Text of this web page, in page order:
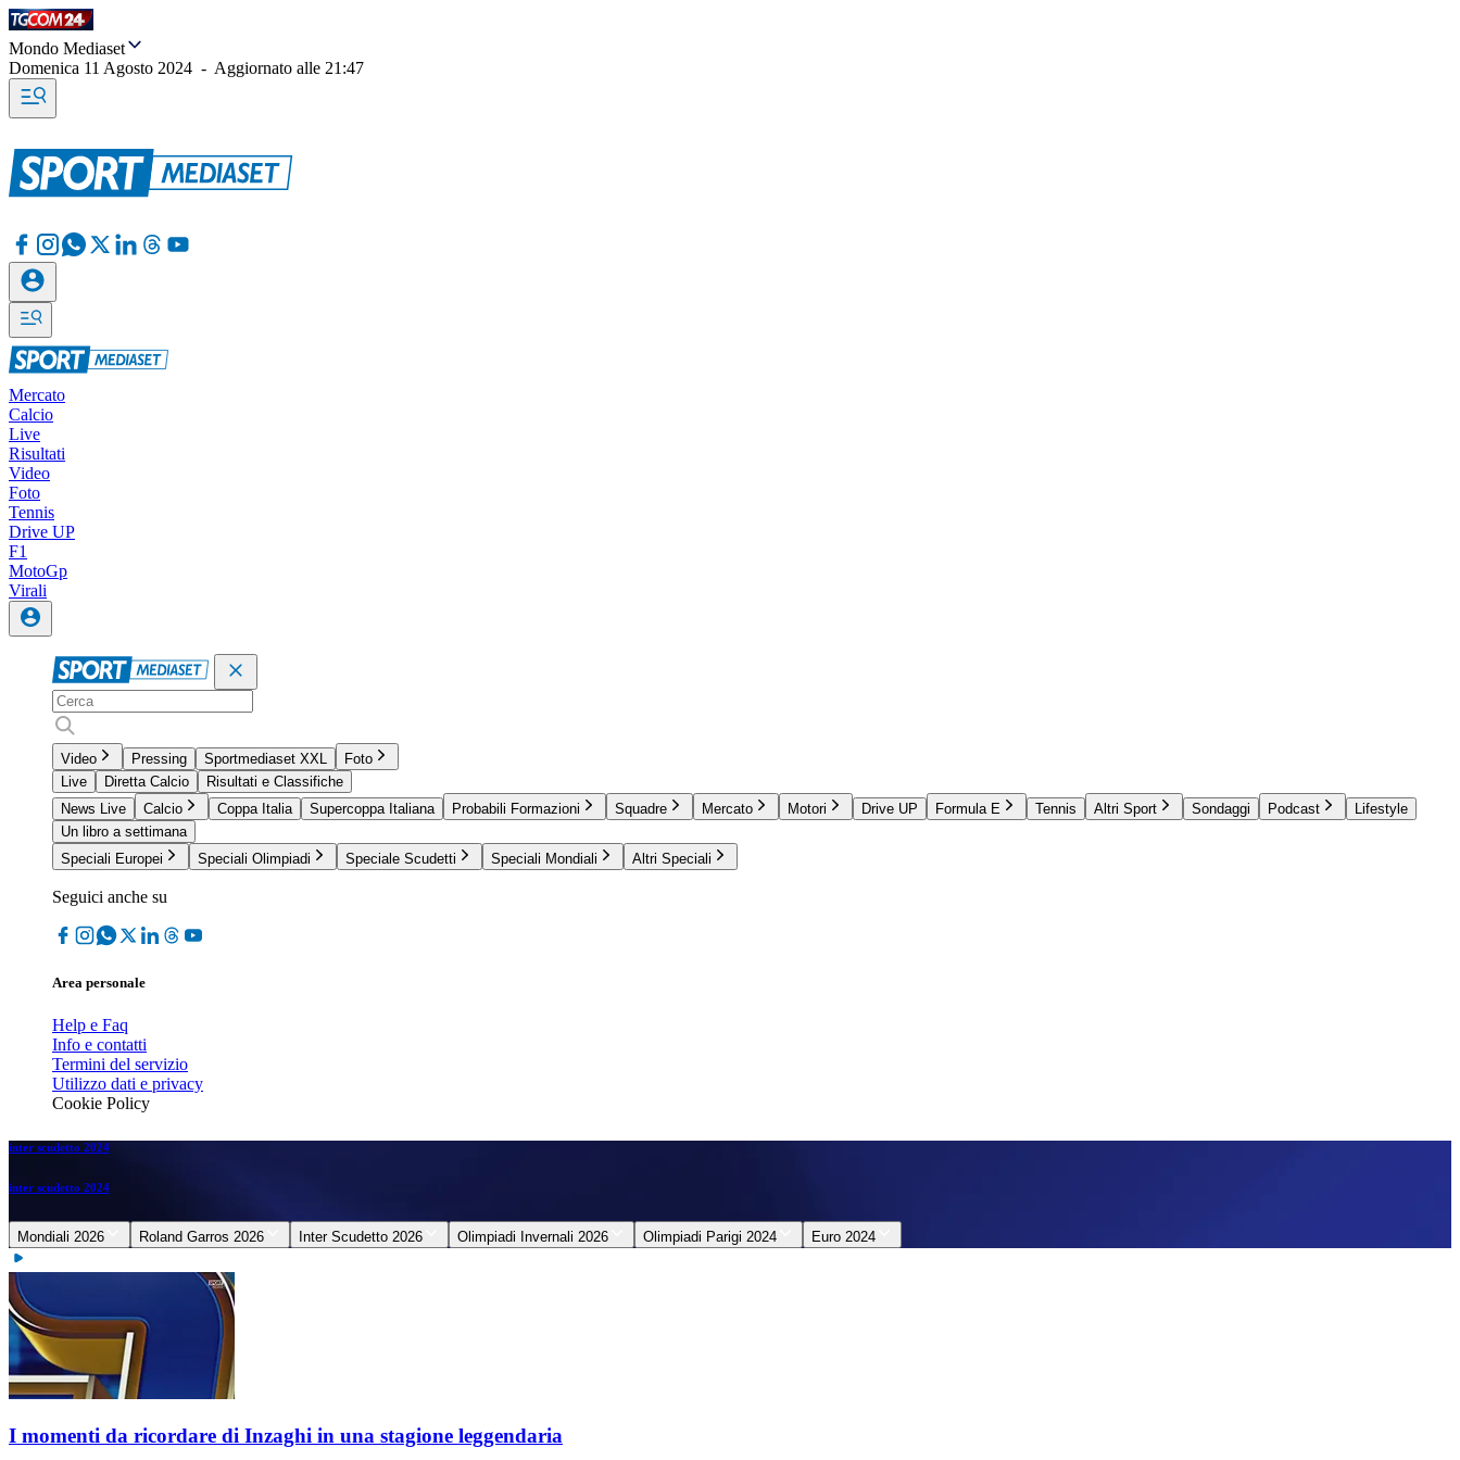
Mondo Mediaset
Domenica 11 Agosto 2024 - Aggiornato alle 21:47
Mercato
Calcio
Live
Risultati
Video
Foto
Tennis
Drive UP
F1
MotoGp
Virali
Video Pressing Sportmediaset XXL
Foto
Live
Diretta Calcio
Risultati e Classifiche
News Live
Calcio Coppa Italia Supercoppa Italiana Probabili Formazioni Squadre Mercato Motori Drive UP Formula E Tennis Altri Sport Sondaggi Podcast
Lifestyle
Un libro a settimana
Speciali Europei
Speciali Olimpiadi Speciale Scudetti Speciali Mondiali Altri Speciali
Seguici anche su
Area personale
Help e Faq
Info e contatti
Termini del servizio
Utilizzo dati e privacy
Cookie Policy
inter scudetto 2024
inter scudetto 2024
Mondiali 2026 Roland Garros 2026 Inter Scudetto 2026 Olimpiadi Invernali 2026 Olimpiadi Parigi 2024 Euro 2024
I momenti da ricordare di Inzaghi in una stagione leggendaria